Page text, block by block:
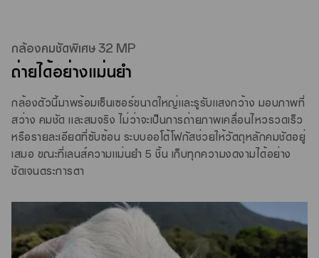
กล้องคมชัดพิเศษ 32 MP
ถ่ายได้อย่างแม่นยำ
กล้องตัวนี้มาพร้อมเซ็นเซอร์ขนาดใหญ่และรูรับแสงกว้าง มอบภาพที่
สว่าง คมชัด และสมจริง ไม่ว่าจะเป็นการถ่ายภาพเคลื่อนไหวรวดเร็ว
หรือรายละเอียดที่ซับซ้อน ระบบออโต้โฟกัสช่วยให้วัตถุหลักคมชัดอยู่
เสมอ ขณะที่เลนส์ความแม่นยำ 5 ชิ้น เก็บทุกความงดงามได้อย่าง
ชัดเจนตระการตา